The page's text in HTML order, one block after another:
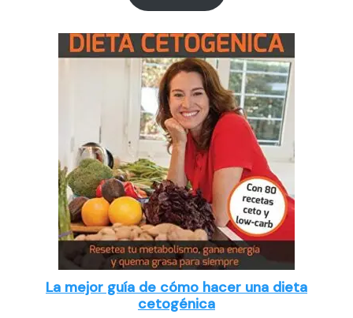
La mejor guía de cómo hacer una dieta
cetogénica